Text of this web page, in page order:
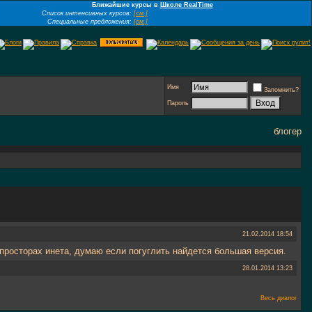
Ближайшие курсы в Школе RealTime
Список интенсивных курсов: [см.]
Специальные предложения: [см.]
Имя
Запомнить?
Пароль
блогер
21.02.2014 18:54
инета, думаю если погуглить найдется большая версия.
28.01.2014 13:23
Весь диалог